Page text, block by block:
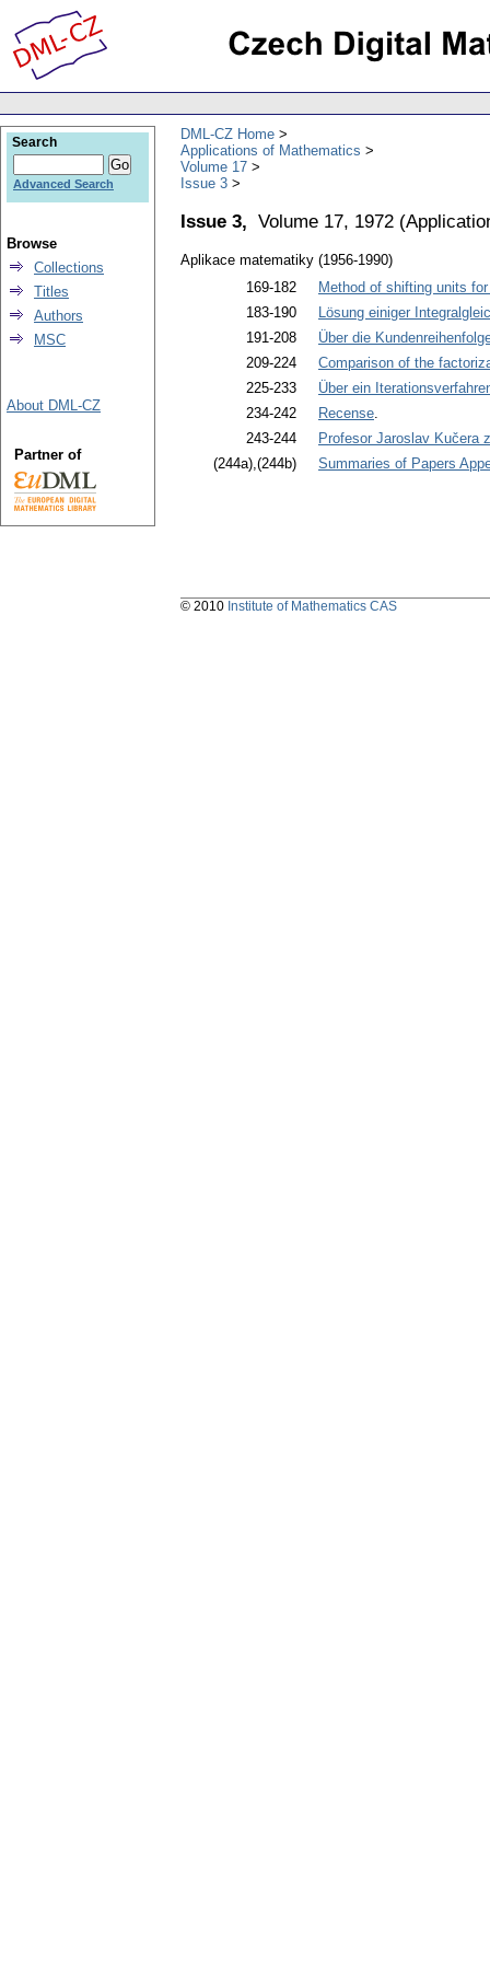
DML-CZ Home
Applications of Mathematics
Volume 17
Issue 3
Issue 3, Volume 17, 1972 (
Aplikace matematiky (1956-1990)
169-182
Method of shifting units
183-190
Lösung einiger
191-208
Über die
209-224
Comparison of the
225-233
Über ein
234-242
Recense.
243-244
Profesor Jaroslav Kučera
(244a),(244b)
Summaries of Papers
Search
Advanced Search
Browse
Collections
Titles
Authors
MSC
About DML-CZ
Partner of
© 2010 Institute of Mathematics CAS